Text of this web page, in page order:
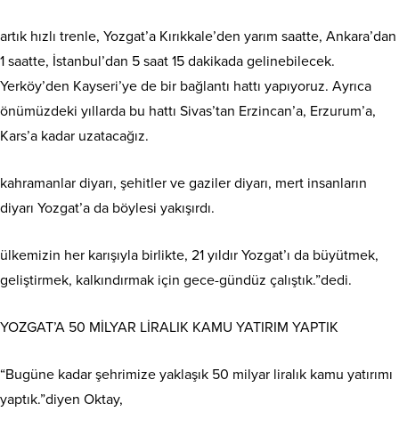
artık hızlı trenle, Yozgat’a Kırıkkale’den yarım saatte, Ankara’dan
1 saatte, İstanbul’dan 5 saat 15 dakikada gelinebilecek.
Yerköy’den Kayseri’ye de bir bağlantı hattı yapıyoruz. Ayrıca
önümüzdeki yıllarda bu hattı Sivas’tan Erzincan’a, Erzurum’a,
Kars’a kadar uzatacağız.
kahramanlar diyarı, şehitler ve gaziler diyarı, mert insanların
diyarı Yozgat’a da böylesi yakışırdı.
ülkemizin her karışıyla birlikte, 21 yıldır Yozgat’ı da büyütmek,
geliştirmek, kalkındırmak için gece-gündüz çalıştık.”dedi.
YOZGAT’A 50 MİLYAR LİRALIK KAMU YATIRIM YAPTIK
“Bugüne kadar şehrimize yaklaşık 50 milyar liralık kamu yatırımı
yaptık.”diyen Oktay,